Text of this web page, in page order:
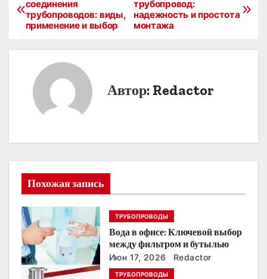
ц
я
п
о
з
трубопровод:
надежность и простота
монтажа
соединения
трубопроводов: виды,
применение и выбор
Автор: Redactor
Похожая запись
ТРУБОПРОВОДЫ
Вода в офисе: Ключевой выбор
между фильтром и бутылью
Июн 17, 2026 Redactor
ТРУБОПРОВОДЫ